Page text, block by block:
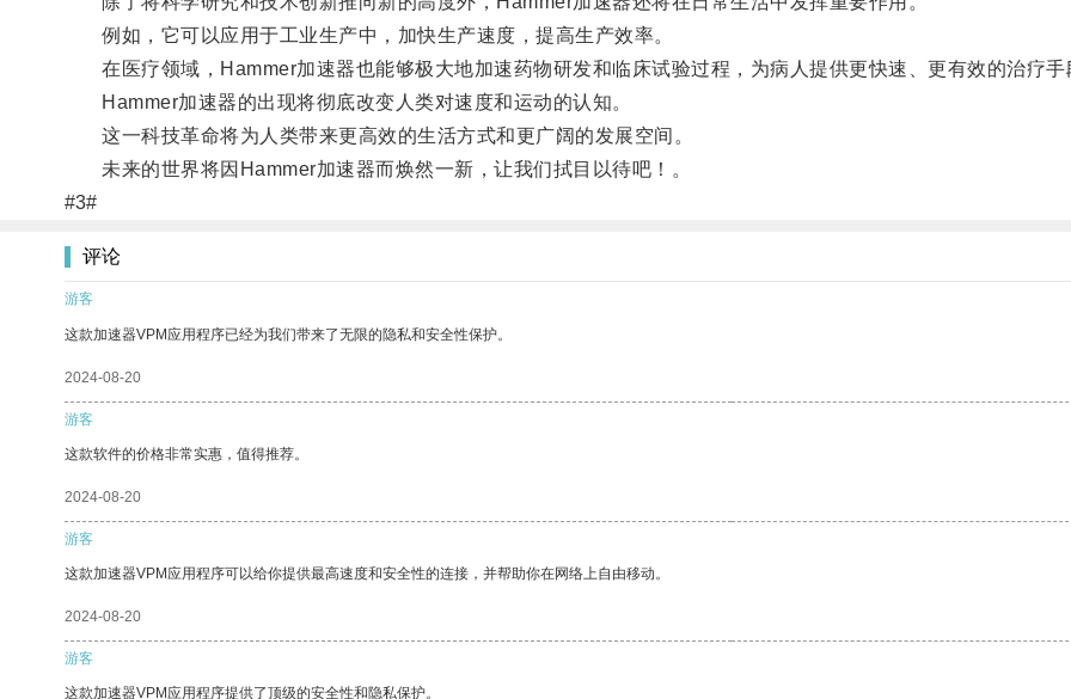
例如，它可以应用于工业生产中，加快生产速度，提高生产效率。
在医疗领域，Hammer加速器也能够极大地加速药物研发和临床试验过程，为病人提供更快速、更有效的治疗手
Hammer加速器的出现将彻底改变人类对速度和运动的认知。
这一科技革命将为人类带来更高效的生活方式和更广阔的发展空间。
未来的世界将因Hammer加速器而焕然一新，让我们拭目以待吧！。
#3#
评论
游客
这款加速器VPM应用程序已经为我们带来了无限的隐私和安全性保护。
2024-08-20
游客
这款软件的价格非常实惠，值得推荐。
2024-08-20
游客
这款加速器VPM应用程序可以给你提供最高速度和安全性的连接，并帮助你在网络上自由移动。
2024-08-20
游客
这款加速器VPM应用程序提供了顶级的安全性和隐私保护。